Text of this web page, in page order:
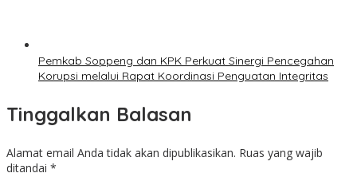
Pemkab Soppeng dan KPK Perkuat Sinergi Pencegahan
Korupsi melalui Rapat Koordinasi Penguatan Integritas
Tinggalkan Balasan
Alamat email Anda tidak akan dipublikasikan. Ruas yang wajib
ditandai *